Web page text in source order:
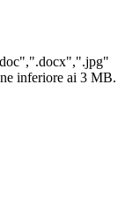
inferiore ai 3 MB.